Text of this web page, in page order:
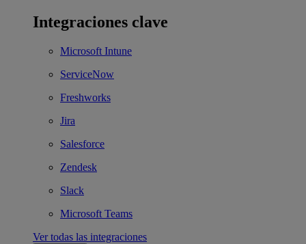
Integraciones clave
Microsoft Intune
ServiceNow
Freshworks
Jira
Salesforce
Zendesk
Slack
Microsoft Teams
Ver todas las integraciones